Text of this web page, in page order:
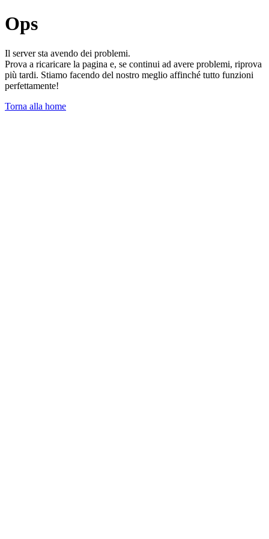
Ops
Il server sta avendo dei problemi.
Prova a ricaricare la pagina e, se continui ad avere problemi, riprova
più tardi. Stiamo facendo del nostro meglio affinché tutto funzioni
perfettamente!
Torna alla home